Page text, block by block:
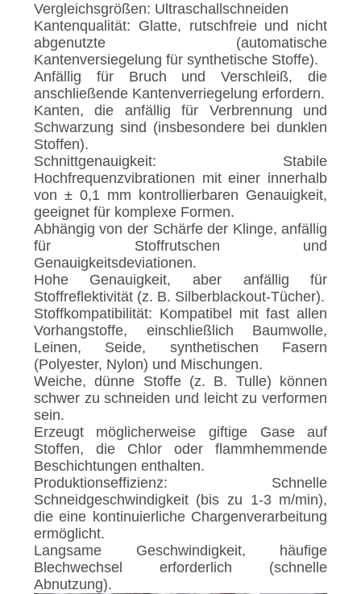
Vergleichsgrößen: Ultraschallschneiden
Kantenqualität: Glatte, rutschfreie und nicht
abgenutzte (automatische
Kantenversiegelung für synthetische Stoffe).
Anfällig für Bruch und Verschleiß, die
anschließende Kantenverriegelung erfordern.
Kanten, die anfällig für Verbrennung und
Schwarzung sind (insbesondere bei dunklen
Stoffen).
Schnittgenauigkeit: Stabile
Hochfrequenzvibrationen mit einer innerhalb
von ± 0,1 mm kontrollierbaren Genauigkeit,
geeignet für komplexe Formen.
Abhängig von der Schärfe der Klinge, anfällig
für Stoffrutschen und
Genauigkeitsdeviationen.
Hohe Genauigkeit, aber anfällig für
Stoffreflektivität (z. B. Silberblackout-Tücher).
Stoffkompatibilität: Kompatibel mit fast allen
Vorhangstoffe, einschließlich Baumwolle,
Leinen, Seide, synthetischen Fasern
(Polyester, Nylon) und Mischungen.
Weiche, dünne Stoffe (z. B. Tulle) können
schwer zu schneiden und leicht zu verformen
sein.
Erzeugt möglicherweise giftige Gase auf
Stoffen, die Chlor oder flammhemmende
Beschichtungen enthalten.
Produktionseffizienz: Schnelle
Schneidgeschwindigkeit (bis zu 1-3 m/min),
die eine kontinuierliche Chargenverarbeitung
ermöglicht.
Langsame Geschwindigkeit, häufige
Blechwechsel erforderlich (schnelle
Abnutzung).